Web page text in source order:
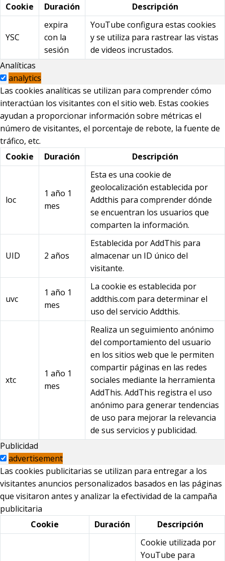
Cookie
Duración Descripción
YSC
expira
con la
sesión
YouTube configura estas cookies
y se utiliza para rastrear las vistas
de videos incrustados.
Analíticas
analytics
Las cookies analíticas se utilizan para comprender cómo
interactúan los visitantes con el sitio web. Estas cookies
ayudan a proporcionar información sobre métricas el
número de visitantes, el porcentaje de rebote, la fuente de
tráfico, etc.
Cookie
Duración Descripción
loc
1 año 1
mes
Esta es una cookie de
geolocalización establecida por
Addthis para comprender dónde
se encuentran los usuarios que
comparten la información.
UID 2 años
Establecida por AddThis para
almacenar un ID único del
visitante.
uvc
1 año 1
mes
La cookie es establecida por
addthis.com para determinar el
uso del servicio Addthis.
xtc
1 año 1
mes
Realiza un seguimiento anónimo
del comportamiento del usuario
en los sitios web que le permiten
compartir páginas en las redes
sociales mediante la herramienta
AddThis. AddThis registra el uso
anónimo para generar tendencias
de uso para mejorar la relevancia
de sus servicios y publicidad.
Publicidad
advertisement
Las cookies publicitarias se utilizan para entregar a los
visitantes anuncios personalizados basados en las páginas
que visitaron antes y analizar la efectividad de la campaña
publicitaria
Cookie
Duración Descripción
Cookie utilizada por
YouTube para